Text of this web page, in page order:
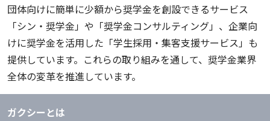
団体向けに簡単に少額から奨学金を創設できるサービス
「シン・奨学金」や「奨学金コンサルティング」、企業向
けに奨学金を活用した「学生採用・集客支援サービス」も
提供しています。これらの取り組みを通して、奨学金業界
全体の変革を推進しています。
ガクシーとは